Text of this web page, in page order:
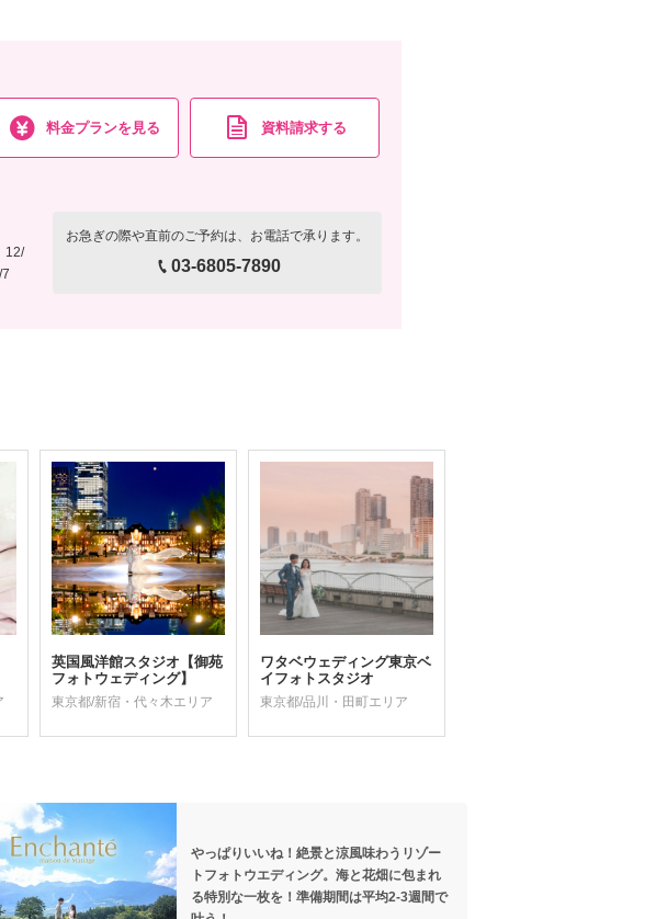
料金プランを見る 資料請求する
12/
お急ぎの際や直前のご予約は、お電話で承ります。
03-6805-7890
英国風洋館スタジオ【御苑
フォトウェディング】
東京都/新宿・代々木エリア
ワタベウェディング東京ベ
イフォトスタジオ
東京都/品川・田町エリア
やっぱりいいね！絶景と涼風味わうリゾー
トフォトウエディング。海と花畑に包まれ
る特別な一枚を！準備期間は平均2-3週間で